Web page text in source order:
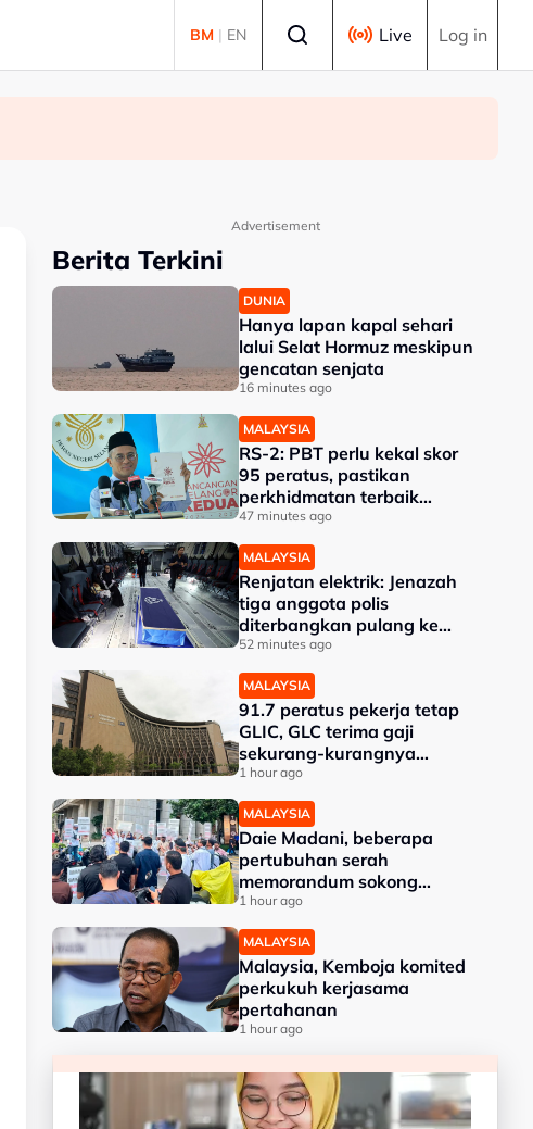
BM | EN Live Log in
Advertisement
Berita Terkini
DUNIA
Hanya lapan kapal sehari
lalui Selat Hormuz meskipun
gencatan senjata
16 minutes ago
MALAYSIA
RS-2: PBT perlu kekal skor
95 peratus, pastikan
perkhidmatan terbaik
kepada rakyat - Amirudin
47 minutes ago
MALAYSIA
Renjatan elektrik: Jenazah
tiga anggota polis
diterbangkan pulang ke
kampung halaman
52 minutes ago
MALAYSIA
91.7 peratus pekerja tetap
GLIC, GLC terima gaji
sekurang-kurangnya
RM3,100 setakat akhir 2025
1 hour ago
MALAYSIA
Daie Madani, beberapa
pertubuhan serah
memorandum sokong
pemerkasaan integriti
Tabung Haji
1 hour ago
MALAYSIA
Malaysia, Kemboja komited
perkukuh kerjasama
pertahanan
1 hour ago